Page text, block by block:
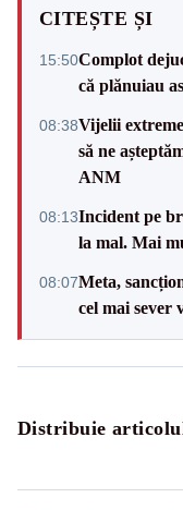
CITEȘTE ȘI
15:50Complot
că plănuiau
08:38Vijelii
să ne
ANM
08:13Incident pe
la mal. Mai
08:07Meta,
cel mai sever
Distribuie